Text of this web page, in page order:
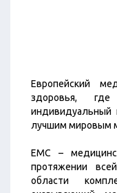
Европейский
здоровья,
лучшим мировым
ЕМС –
протяжении
области